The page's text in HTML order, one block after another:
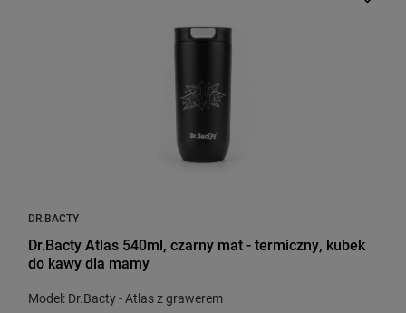
DR.BACTY
Dr.Bacty Atlas 540ml, czarny mat - termiczny, kubek
do kawy dla mamy
Model: Dr.Bacty - Atlas z grawerem